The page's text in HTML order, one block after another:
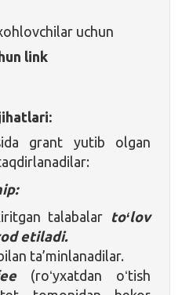
uchun
link
grant yutib olgan
talabalar
toʻlov
etiladi.
ta’minlanadilar.
(roʻyxatdan oʻtish